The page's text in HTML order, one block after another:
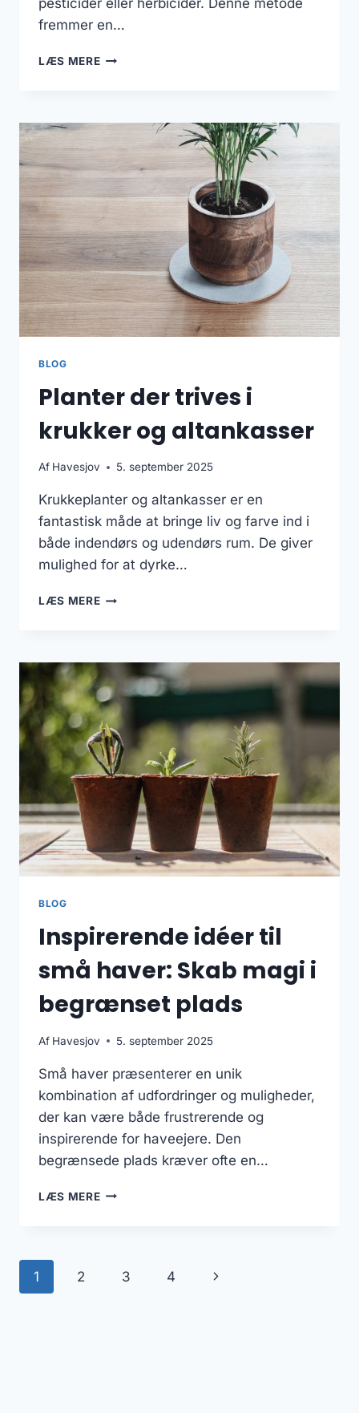
pesticider eller herbicider. Denne metode
fremmer en…
LÆS MERESÅDAN
GANG
ØKOLOGISK
HAVEARBEJDE
BLOG
Planter der trives i
krukker og altankasser
Af Havesjov 5. september 2025
Krukkeplanter og altankasser er en
fantastisk måde at bringe liv og farve ind i
både indendørs og udendørs rum. De giver
mulighed for at dyrke…
LÆS MEREPLANTER
KRUKKER
OG
ALTANKASSER
BLOG
Inspirerende idéer til
små haver: Skab magi i
begrænset plads
Af Havesjov 5. september 2025
Små haver præsenterer en unik
kombination af udfordringer og muligheder,
der kan være både frustrerende og
inspirerende for haveejere. Den
begrænsede plads kræver ofte en…
LÆS MEREINSPIRERENDE
SKAB
Page
1 2 3 4
Next